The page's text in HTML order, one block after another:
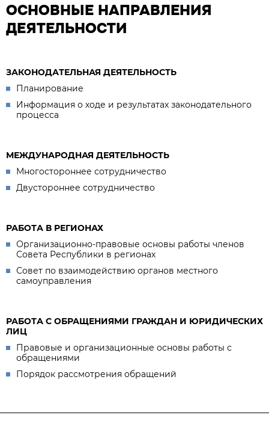
ОСНОВНЫЕ НАПРАВЛЕНИЯ
ДЕЯТЕЛЬНОСТИ
ЗАКОНОДАТЕЛЬНАЯ ДЕЯТЕЛЬНОСТЬ
Планирование
Информация о ходе и результатах законодательного
процесса
МЕЖДУНАРОДНАЯ ДЕЯТЕЛЬНОСТЬ
Многостороннее сотрудничество
Двустороннее сотрудничество
РАБОТА В РЕГИОНАХ
Организационно-правовые основы работы членов
Совета Республики в регионах
Совет по взаимодействию органов местного
самоуправления
РАБОТА С ОБРАЩЕНИЯМИ ГРАЖДАН И ЮРИДИЧЕСКИХ
ЛИЦ
Правовые и организационные основы работы с
обращениями
Порядок рассмотрения обращений